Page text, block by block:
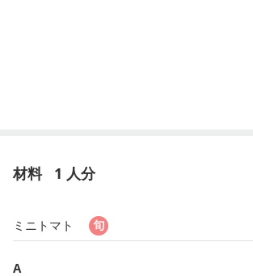
材料 1 人分
ミニトマト
A